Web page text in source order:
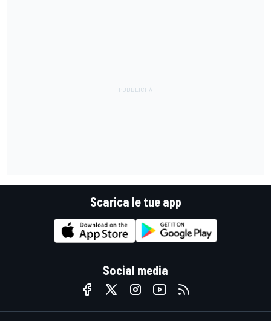
Scarica le tue app
Social media